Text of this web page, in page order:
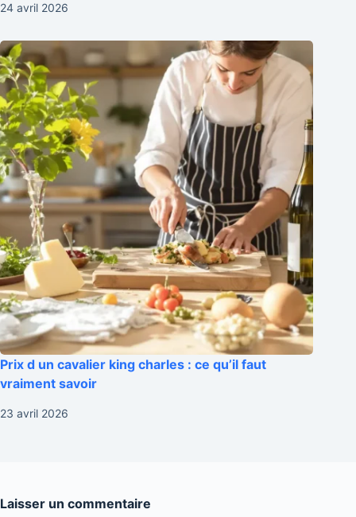
24 avril 2026
Prix d un cavalier king charles : ce qu’il faut
vraiment savoir
23 avril 2026
Laisser un commentaire